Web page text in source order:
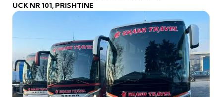
UCK NR 101, PRISHTINE